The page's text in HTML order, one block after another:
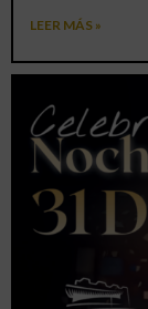
LEER MÁS »